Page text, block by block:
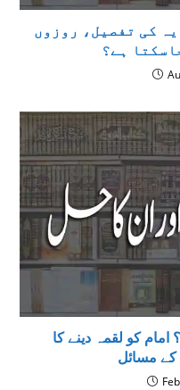
کی تفصیل، روزوں
ہے؟
کو لقمہ دینے کا
کے مسائل